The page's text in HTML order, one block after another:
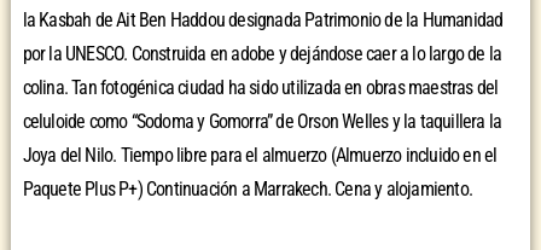
la Kasbah de Ait Ben Haddou designada Patrimonio de la Humanidad
por la UNESCO. Construida en adobe y dejándose caer a lo largo de la
colina. Tan fotogénica ciudad ha sido utilizada en obras maestras del
celuloide como “Sodoma y Gomorra” de Orson Welles y la taquillera la
Joya del Nilo. Tiempo libre para el almuerzo (Almuerzo incluido en el
Paquete Plus P+) Continuación a Marrakech. Cena y alojamiento.